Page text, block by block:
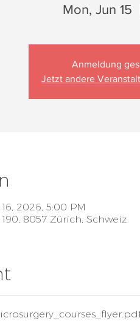
Mon, Jun 15
Anmeldung
Jetzt andere
2026, 5:00 PM
8057 Zürich, Schweiz